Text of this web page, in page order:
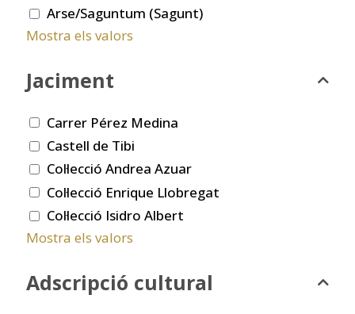
Arse/Saguntum (Sagunt)
Mostra els valors
Jaciment
Carrer Pérez Medina
Castell de Tibi
Col·lecció Andrea Azuar
Col·lecció Enrique Llobregat
Col·lecció Isidro Albert
Mostra els valors
Adscripció cultural